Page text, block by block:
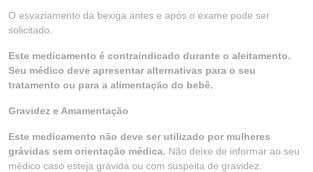
O esvaziamento da bexiga antes e após o exame pode ser
solicitado.
Este medicamento é contraindicado durante o aleitamento.
Seu médico deve apresentar alternativas para o seu
tratamento ou para a alimentação do bebê.
Gravidez e Amamentação
Este medicamento não deve ser utilizado por mulheres
grávidas sem orientação médica. Não deixe de informar ao seu
médico caso esteja grávida ou com suspeita de gravidez.